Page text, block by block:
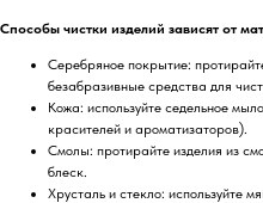
Способы чистки изделий зависят от
Серебряное покрытие:
безабразивные средства для
Кожа: используйте седельное
красителей и ароматизаторов).
Смолы: протирайте изделия из
блеск.
Хрусталь и стекло: используйте